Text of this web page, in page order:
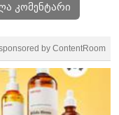
კომენტარი
by ContentRoom